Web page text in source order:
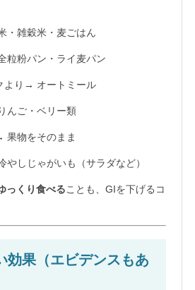
・雑穀米・麦ごはん
粒粉パン・ライ麦パン
より→ オートミール
んご・ベリー類
果物をそのまま
しじゃがいも（サラダなど）
っくり食べることも、GIを下げるコ
効果（エビデンスもあ